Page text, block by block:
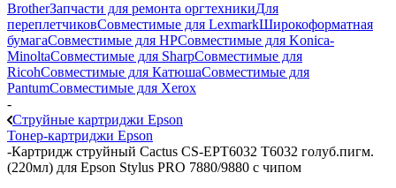
BrotherЗапчасти для ремонта оргтехникиДля
переплетчиковСовместимые для LexmarkШирокоформатная
бумагаСовместимые для HPСовместимые для Konica-
MinoltaСовместимые для SharpСовместимые для
RicohСовместимые для КатюшаСовместимые для
PantumСовместимые для Xerox
-
Струйные картриджи Epson
Тонер-картриджи Epson
-Картридж струйный Cactus CS-EPT6032 T6032 голуб.пигм.
(220мл) для Epson Stylus PRO 7880/9880 с чипом